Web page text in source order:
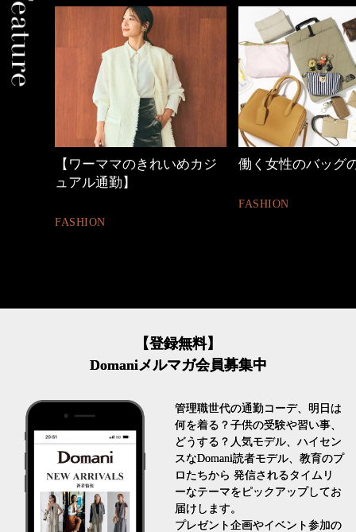
【ワーママのきれいめカジ
ュアル通勤】
FASHION
働く女性のバッグ
FASHION
【登録無料】
Domaniメルマガ会員募集中
管理職世代の通勤コーデ、明日は
何を着る？子供の受験や習い事、
どうする？人気モデル、ハイセン
スなDomani読者モデル、教育のプ
ロたちから 発信されるタイムリ
ーなテーマをピックアップしてお
届けします。
プレゼント企画やイベント参加の